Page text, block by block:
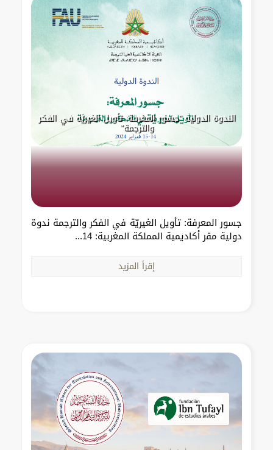
الندوة الدولية "جسور المعرفة: تأويل الغيريَّة في الفكر
والترجمة"
جسور المعرفة: تأويل الغيريّة في الفكر والترجمة ندوة
دولية مقر أكاديمية المملكة المغربية: 14...
إقرأ المزيد